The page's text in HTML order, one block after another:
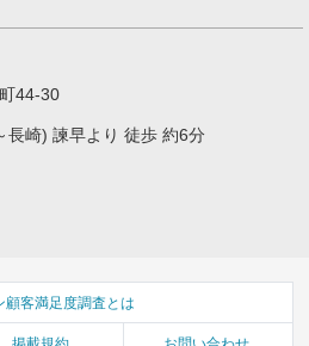
44-30
長崎) 諫早より 徒歩 約6分
顧客満足度調査とは